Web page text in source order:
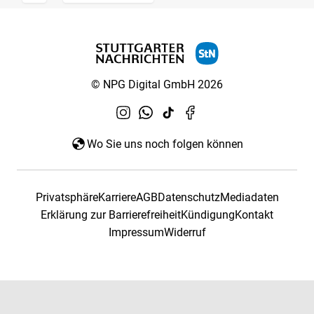
© NPG Digital GmbH 2026
Wo Sie uns noch folgen können
PrivatsphäreKarriereAGBDatenschutzMediadaten
Erklärung zur BarrierefreiheitKündigungKontakt
ImpressumWiderruf